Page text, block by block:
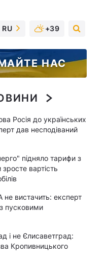
RU +39
НАС
Росія до українських
дав несподіваний
підняло тарифи з
вартість
не вистачить: експерт
пусковими
і не Єлисаветград:
Кропивницького